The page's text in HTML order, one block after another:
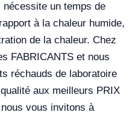
un temps de
à la chaleur humide,
de la chaleur. Chez
FABRICANTS et nous
réchauds de laboratoire
aux meilleurs PRIX
vous invitons à